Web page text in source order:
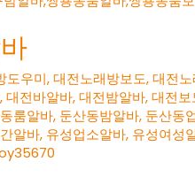
도우미,대전노래방보도,대전
,대전바알바,대전밤알바,대전
룸알바, 둔산동밤알바, 둔산동
알바, 유성업소알바, 유성여성